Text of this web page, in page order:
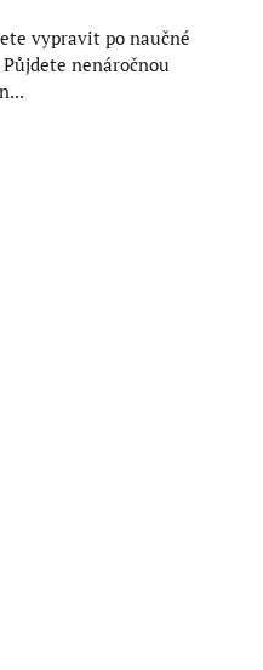
vypravit po naučné
nenáročnou